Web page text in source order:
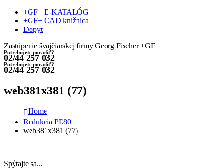
+GF+ E-KATALÓG
+GF+ CAD knižnica
Dopyt
Zastúpenie švajčiarskej firmy Georg Fischer +GF+
Potrebujete poradiť?
02/44 257 032
Potrebujete poradiť?
02/44 257 032
web381x381 (77)
Home
Redukcia PE80
web381x381 (77)
Spýtajte sa...